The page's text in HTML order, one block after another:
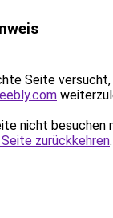
Seite versucht,
nicht besuchen
zurückkehren.